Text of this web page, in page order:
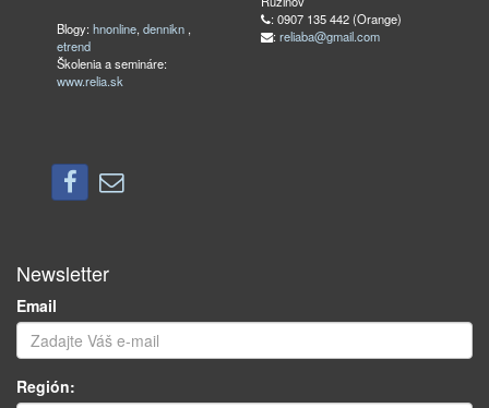
Blogy:hnonline,dennikn ,
etrend
Školenia a semináre:
www.relia.sk
: 0907 135 442 (Orange)
: reliaba@gmail.com
Newsletter
Email
Región: